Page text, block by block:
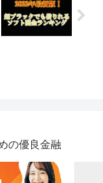
の優良金融
ー